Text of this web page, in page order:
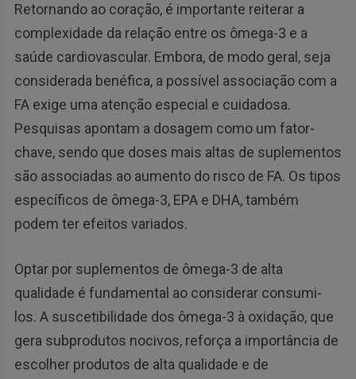
Retornando ao coração, é importante reiterar a
complexidade da relação entre os ômega-3 e a
saúde cardiovascular. Embora, de modo geral, seja
considerada benéfica, a possível associação com a
FA exige uma atenção especial e cuidadosa.
Pesquisas apontam a dosagem como um fator-
chave, sendo que doses mais altas de suplementos
são associadas ao aumento do risco de FA. Os tipos
específicos de ômega-3, EPA e DHA, também
podem ter efeitos variados.
Optar por suplementos de ômega-3 de alta
qualidade é fundamental ao considerar consumi-
los. A suscetibilidade dos ômega-3 à oxidação, que
gera subprodutos nocivos, reforça a importância de
escolher produtos de alta qualidade e de